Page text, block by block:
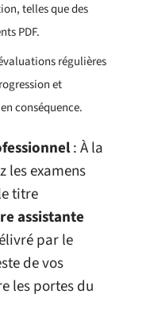
telles que des
PDF.
régulières
et
conséquence.
: À la
les examens
titre
assistante
par le
de vos
les portes du